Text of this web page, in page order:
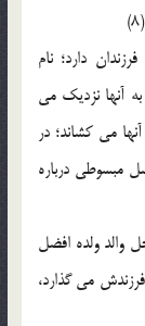
دارد؛ نام
آنها نزديك مي
مي كشاند؛ در
مبسوطي درباره
والد ولده افضل
مي گذارد،